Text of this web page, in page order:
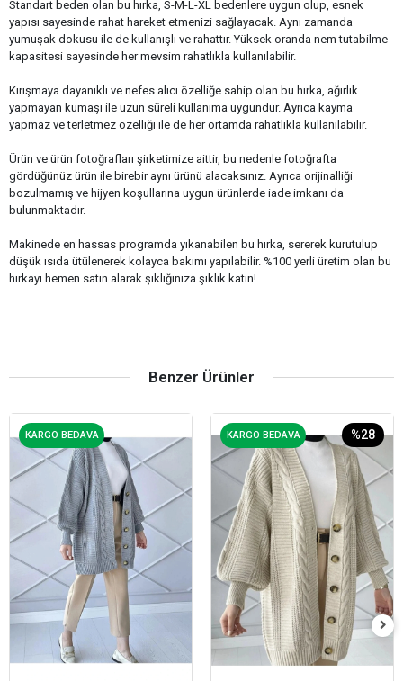
Standart beden olan bu hırka, S-M-L-XL bedenlere uygun olup, esnek
yapısı sayesinde rahat hareket etmenizi sağlayacak. Aynı zamanda
yumuşak dokusu ile de kullanışlı ve rahattır. Yüksek oranda nem tutabilme
kapasitesi sayesinde her mevsim rahatlıkla kullanılabilir.
Kırışmaya dayanıklı ve nefes alıcı özelliğe sahip olan bu hırka, ağırlık
yapmayan kumaşı ile uzun süreli kullanıma uygundur. Ayrıca kayma
yapmaz ve terletmez özelliği ile de her ortamda rahatlıkla kullanılabilir.
Ürün ve ürün fotoğrafları şirketimize aittir, bu nedenle fotoğrafta
gördüğünüz ürün ile birebir aynı ürünü alacaksınız. Ayrıca orijinalliği
bozulmamış ve hijyen koşullarına uygun ürünlerde iade imkanı da
bulunmaktadır.
Makinede en hassas programda yıkanabilen bu hırka, sererek kurutulup
düşük ısıda ütülenerek kolayca bakımı yapılabilir. %100 yerli üretim olan bu
hırkayı hemen satın alarak şıklığınıza şıklık katın!
Benzer Ürünler
KARGO BEDAVA KARGO BEDAVA %28